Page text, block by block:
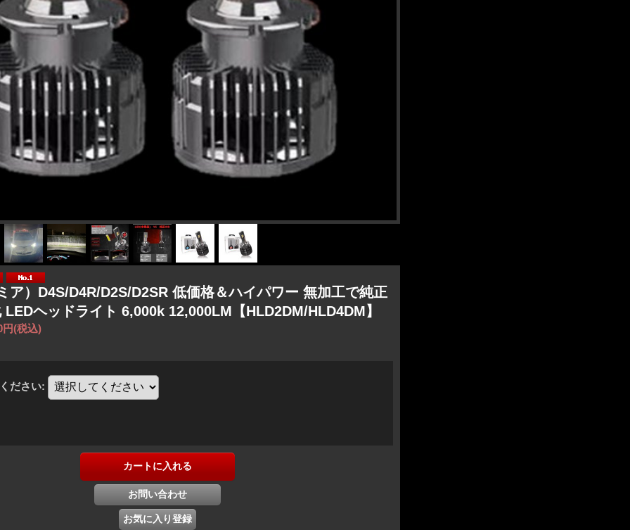
ア）D4S/D4R/D2S/D2SR 低価格＆ハイパワー 無加工で純正
LEDヘッドライト 6,000k 12,000LM【HLD2DM/HLD4DM】
円(税込)
ださい: